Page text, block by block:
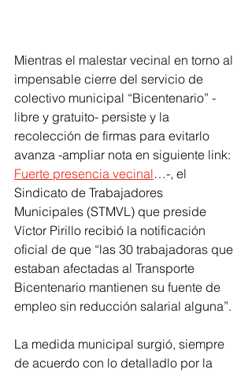
Mientras el malestar vecinal en torno al
impensable cierre del servicio de
colectivo municipal “Bicentenario” -
libre y gratuito- persiste y la
recolección de firmas para evitarlo
avanza -ampliar nota en siguiente link:
Fuerte presencia vecinal…-, el
Sindicato de Trabajadores
Municipales (STMVL) que preside
Víctor Pirillo recibió la notificación
oficial de que “las 30 trabajadoras que
estaban afectadas al Transporte
Bicentenario mantienen su fuente de
empleo sin reducción salarial alguna”.
La medida municipal surgió, siempre
de acuerdo con lo detalladlo por la